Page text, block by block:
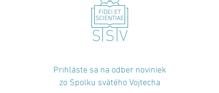
Prihláste sa na odber noviniek
zo Spolku svätého Vojtecha